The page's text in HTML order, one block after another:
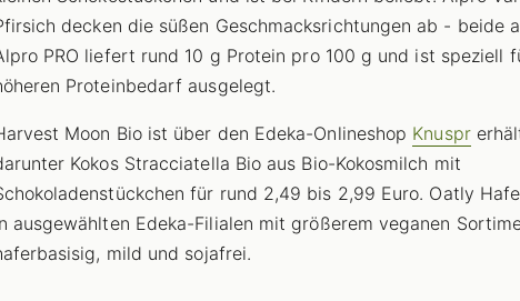
decken die süßen Geschmacksrichtungen ab - beide
PRO liefert rund 10 g Protein pro 100 g und ist speziell
Proteinbedarf ausgelegt.
Moon Bio ist über den Edeka-Onlineshop Knuspr
Kokos Stracciatella Bio aus Bio-Kokosmilch mit
für rund 2,49 bis 2,99 Euro. Oatly
ausgewählten Edeka-Filialen mit größerem veganen
mild und sojafrei.